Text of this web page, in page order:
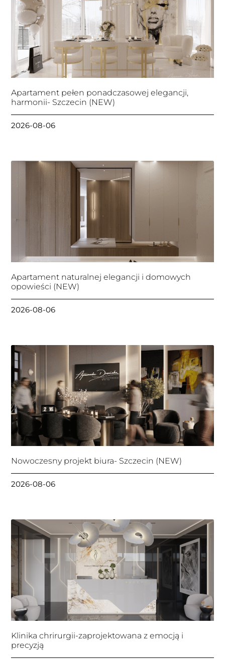
Apartament pełen ponadczasowej elegancji,
harmonii- Szczecin (NEW)
2026-08-06
Apartament naturalnej elegancji i domowych
opowieści (NEW)
2026-08-06
Nowoczesny projekt biura- Szczecin (NEW)
2026-08-06
Klinika chrirurgii-zaprojektowana z emocją i
precyzją